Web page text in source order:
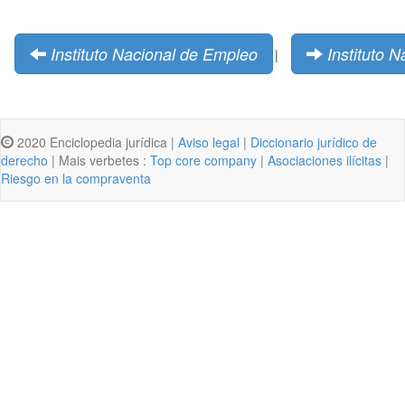
Instituto Nacional de Empleo | Instituto
2020 Enciclopedia jurídica | Aviso legal | Diccionario jurídico de
derecho | Mais verbetes : Top core company | Asociaciones ilícitas |
Riesgo en la compraventa